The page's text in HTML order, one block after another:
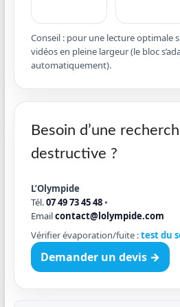
Conseil : pour une lecture optimale
vidéos en pleine largeur (le bloc
automatiquement).
Besoin d’une
destructive ?
L’Olympide
Tél.07 49 73 45 48•
Emailcontact@lolympide.com
Vérifier évaporation/fuite :test du
Demander un devis →